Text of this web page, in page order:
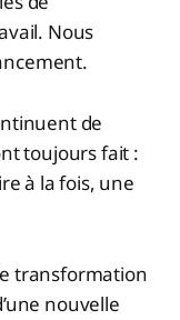
Nous
de
toujours fait :
à la fois, une
transformation
nouvelle